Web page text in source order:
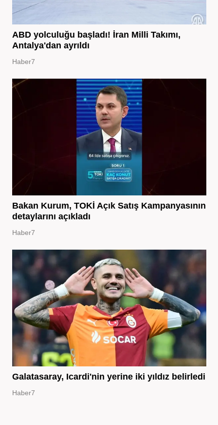
ABD yolculuğu başladı! İran Milli Takımı,
Antalya'dan ayrıldı
Haber7
Bakan Kurum, TOKİ Açık Satış Kampanyasının
detaylarını açıkladı
Haber7
Galatasaray, Icardi'nin yerine iki yıldız belirledi
Haber7